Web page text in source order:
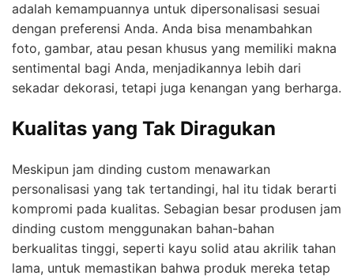
adalah kemampuannya untuk dipersonalisasi sesuai
dengan preferensi Anda. Anda bisa menambahkan
foto, gambar, atau pesan khusus yang memiliki makna
sentimental bagi Anda, menjadikannya lebih dari
sekadar dekorasi, tetapi juga kenangan yang berharga.
Kualitas yang Tak Diragukan
Meskipun jam dinding custom menawarkan
personalisasi yang tak tertandingi, hal itu tidak berarti
kompromi pada kualitas. Sebagian besar produsen jam
dinding custom menggunakan bahan-bahan
berkualitas tinggi, seperti kayu solid atau akrilik tahan
lama, untuk memastikan bahwa produk mereka tetap